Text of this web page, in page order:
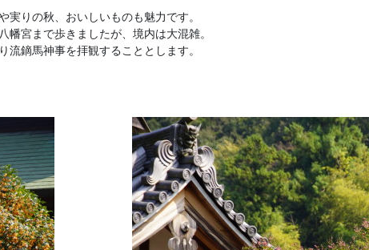
りの秋、おいしいものも魅力です。
宮まで歩きましたが、境内は大混雑。
鏑馬神事を拝観することとします。